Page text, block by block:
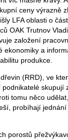
ceny výrazně
LFA oblasti o
OAK Trutnov
založení
ekonomiky a
produkce.
(RRD), ve
skupují
tomu něco
probíhají
porostů